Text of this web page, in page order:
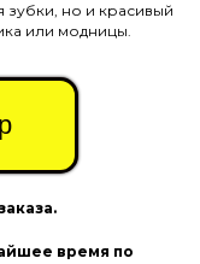
зубки, но и красивый
или модницы.
время по